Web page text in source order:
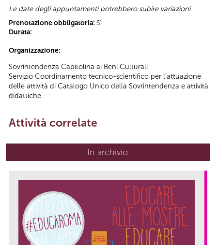
Le date degli appuntamenti potrebbero subire variazioni
Prenotazione obbligatoria: Sì
Durata:
Organizzazione:
Sovrintendenza Capitolina ai Beni Culturali
Servizio Coordinamento tecnico-scientifico per l’attuazione
delle attività di Catalogo Unico della Sovrintendenza e attività
didattiche
Attività correlate
In archivio